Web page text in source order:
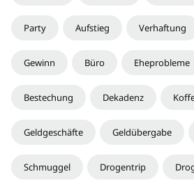
Party Aufstieg Verhaftung
Gewinn Büro Eheprobleme
Bestechung Dekadenz
Geldgeschäfte Geldübergabe
Schmuggel Drogentrip